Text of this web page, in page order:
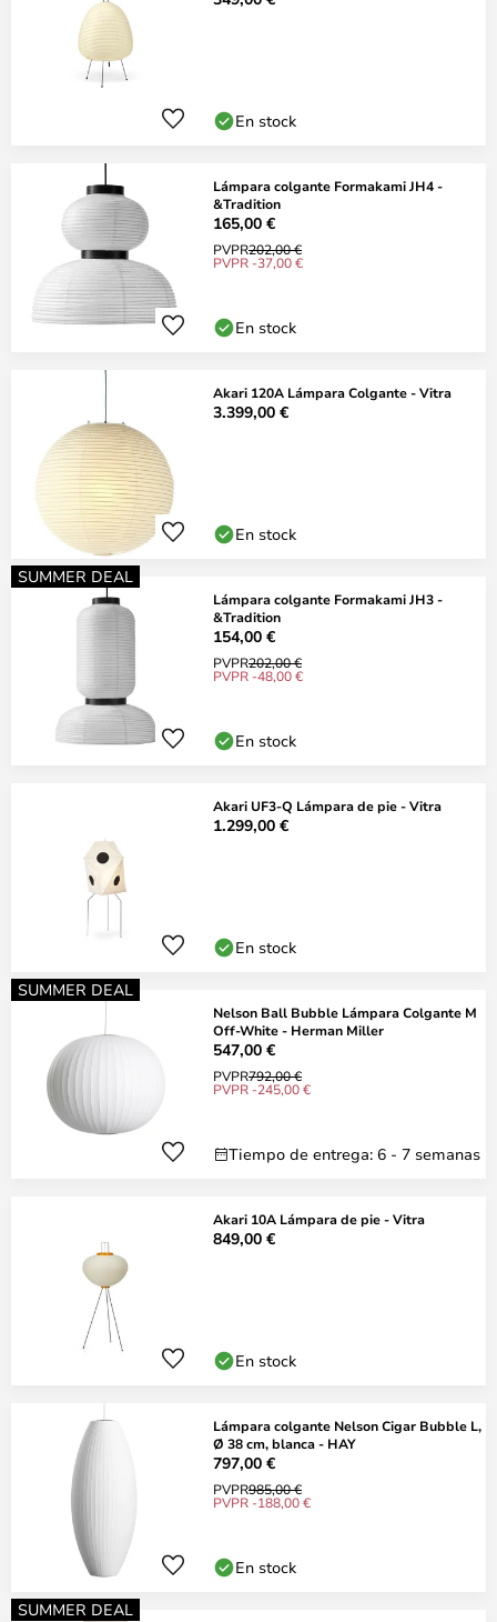
En stock
Lámpara colgante Formakami JH4 -
&Tradition
165,00 €
PVPR202,00 €
PVPR -37,00 €
En stock
Akari 120A Lámpara Colgante - Vitra
3.399,00 €
En stock
SUMMER DEAL
Lámpara colgante Formakami JH3 -
&Tradition
154,00 €
PVPR202,00 €
PVPR -48,00 €
En stock
Akari UF3-Q Lámpara de pie - Vitra
1.299,00 €
En stock
SUMMER DEAL
Nelson Ball Bubble Lámpara Colgante M
Off-White - Herman Miller
547,00 €
PVPR792,00 €
PVPR -245,00 €
Tiempo de entrega: 6 - 7 semanas
Akari 10A Lámpara de pie - Vitra
849,00 €
En stock
Lámpara colgante Nelson Cigar Bubble L,
Ø 38 cm, blanca - HAY
797,00 €
PVPR985,00 €
PVPR -188,00 €
En stock
SUMMER DEAL